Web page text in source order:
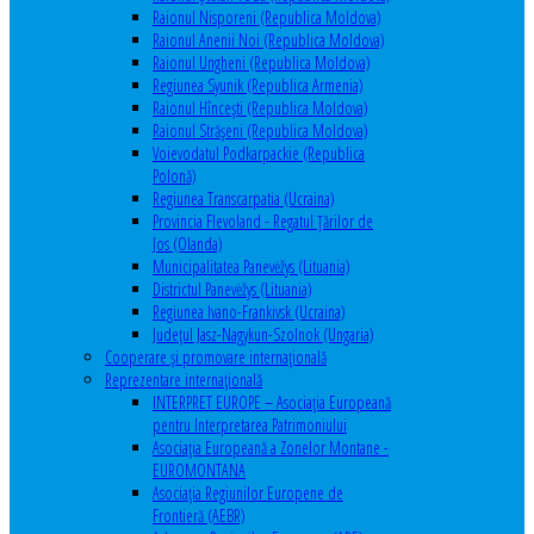
Raionul Nisporeni (Republica Moldova)
Raionul Anenii Noi (Republica Moldova)
Raionul Ungheni (Republica Moldova)
Regiunea Syunik (Republica Armenia)
Raionul Hîncești (Republica Moldova)
Raionul Străşeni (Republica Moldova)
Voievodatul Podkarpackie (Republica
Polonă)
Regiunea Transcarpatia (Ucraina)
Provincia Flevoland - Regatul Ţărilor de
Jos (Olanda)
Municipalitatea Panevėžys (Lituania)
Districtul Panevėžys (Lituania)
Regiunea Ivano-Frankivsk (Ucraina)
Judeţul Jasz-Nagykun-Szolnok (Ungaria)
Cooperare şi promovare internaţională
Reprezentare internaţională
INTERPRET EUROPE – Asociația Europeană
pentru Interpretarea Patrimoniului
Asociația Europeană a Zonelor Montane -
EUROMONTANA
Asociația Regiunilor Europene de
Frontieră (AEBR)